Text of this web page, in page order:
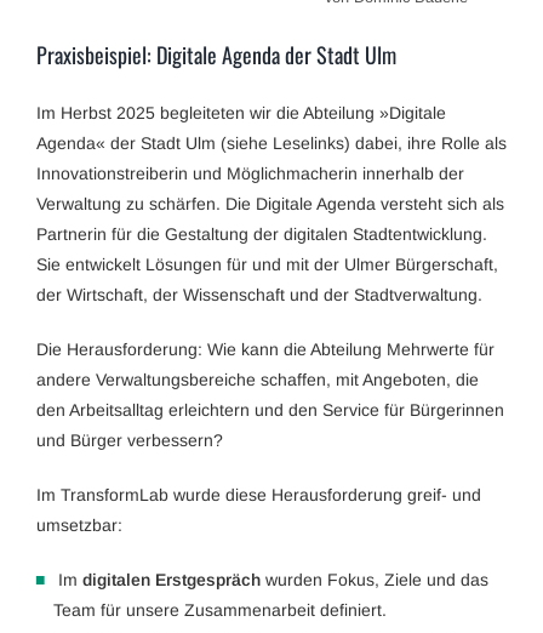
Praxisbeispiel: Digitale Agenda der Stadt Ulm
Im Herbst 2025 begleiteten wir die Abteilung »Digitale
Agenda« der Stadt Ulm (siehe Leselinks) dabei, ihre Rolle als
Innovationstreiberin und Möglichmacherin innerhalb der
Verwaltung zu schärfen. Die Digitale Agenda versteht sich als
Partnerin für die Gestaltung der digitalen Stadtentwicklung.
Sie entwickelt Lösungen für und mit der Ulmer Bürgerschaft,
der Wirtschaft, der Wissenschaft und der Stadtverwaltung.
Die Herausforderung: Wie kann die Abteilung Mehrwerte für
andere Verwaltungsbereiche schaffen, mit Angeboten, die
den Arbeitsalltag erleichtern und den Service für Bürgerinnen
und Bürger verbessern?
Im TransformLab wurde diese Herausforderung greif- und
umsetzbar:
Im digitalen Erstgesprächwurden Fokus, Ziele und das
Team für unsere Zusammenarbeit definiert.